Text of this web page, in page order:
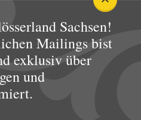
Sachsen!
Mailings bist
exklusiv über
und